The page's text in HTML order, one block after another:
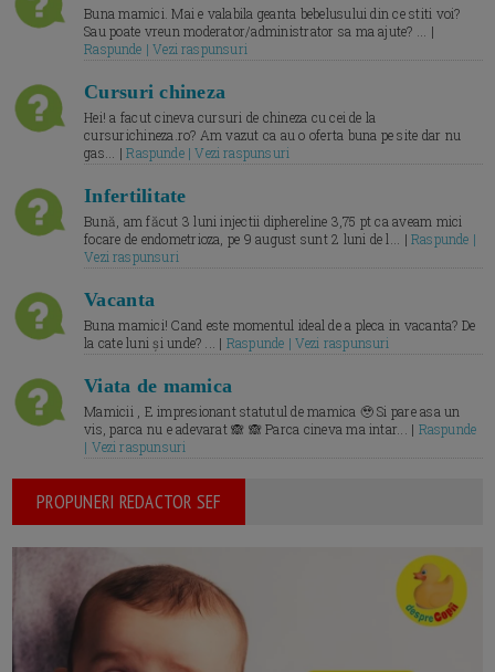
Buna mamici. Mai e valabila geanta bebelusului din ce stiti voi?
Sau poate vreun moderator/administrator sa ma ajute? ... |
Raspunde | Vezi raspunsuri
Cursuri chineza
Hei! a facut cineva cursuri de chineza cu cei de la
cursurichineza.ro? Am vazut ca au o oferta buna pe site dar nu
gas... |Raspunde | Vezi raspunsuri
Infertilitate
Bună, am făcut 3 luni injectii diphereline 3,75 pt ca aveam mici
focare de endometrioza, pe 9 august sunt 2 luni de l... |Raspunde |
Vezi raspunsuri
Vacanta
Buna mamici! Cand este momentul ideal de a pleca in vacanta? De
la cate luni și unde? ... | Raspunde | Vezi raspunsuri
Viata de mamica
Mamicii , E impresionant statutul de mamica 🥹 Si pare asa un
vis, parca nu e adevarat 🙈 🙈 Parca cineva ma intar... | Raspunde
| Vezi raspunsuri
PROPUNERI REDACTOR SEF